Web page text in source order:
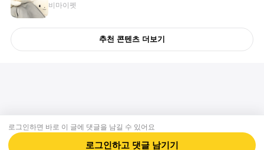
비마이펫
추천 콘텐츠 더보기
로그인하면 바로 이 글에 댓글을 남길 수 있어요
로그인하고 댓글 남기기